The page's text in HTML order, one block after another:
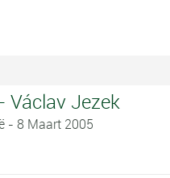
Václav Jezek
- 8 Maart 2005